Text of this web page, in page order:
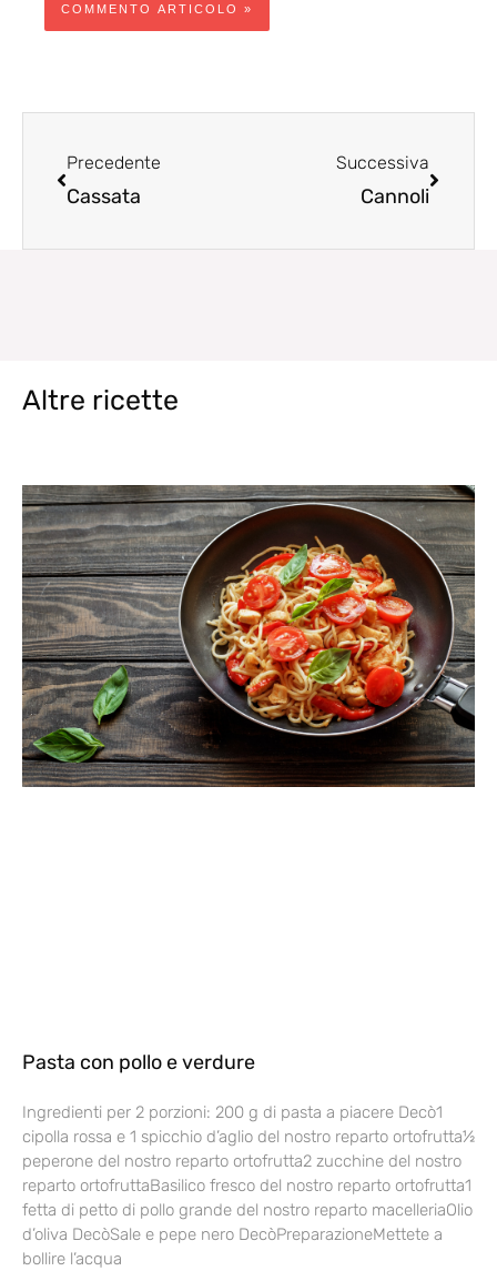
Precedente
Cassata
Successiva
Cannoli
Altre ricette
Pasta con pollo e verdure
Ingredienti per 2 porzioni: 200 g di pasta a piacere Decò1
cipolla rossa e 1 spicchio d’aglio del nostro reparto ortofrutta½
peperone del nostro reparto ortofrutta2 zucchine del nostro
reparto ortofruttaBasilico fresco del nostro reparto ortofrutta1
fetta di petto di pollo grande del nostro reparto macelleriaOlio
d’oliva DecòSale e pepe nero DecòPreparazioneMettete a
bollire l’acqua